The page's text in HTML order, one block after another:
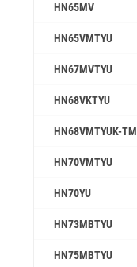
HN65MV
HN65VMTYU
HN67MVTYU
HN68VKTYU
HN68VMTYUK-TM
HN70VMTYU
HN70YU
HN73MBTYU
HN75MBTYU